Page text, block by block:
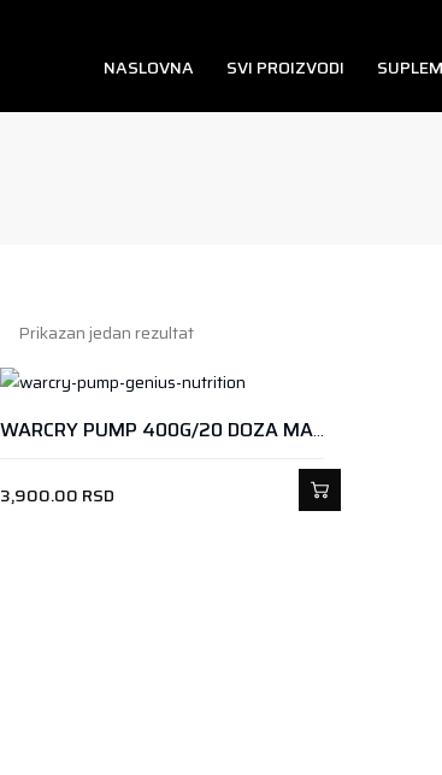
NASLOVNA SVI PROIZVODI
Prikazan jedan rezultat
WARCRY PUMP 400G/20 DOZA MANGO-ANANAS
3,900.00 RSD